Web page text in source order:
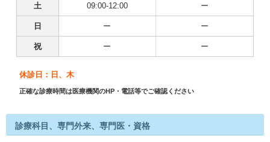
土 09:00-12:00 ー
日 ー ー
祝 ー ー
休診日：日、木
正確な診療時間は医療機関のHP・電話等でご確認ください
診療科目、専門外来、専門医・資格